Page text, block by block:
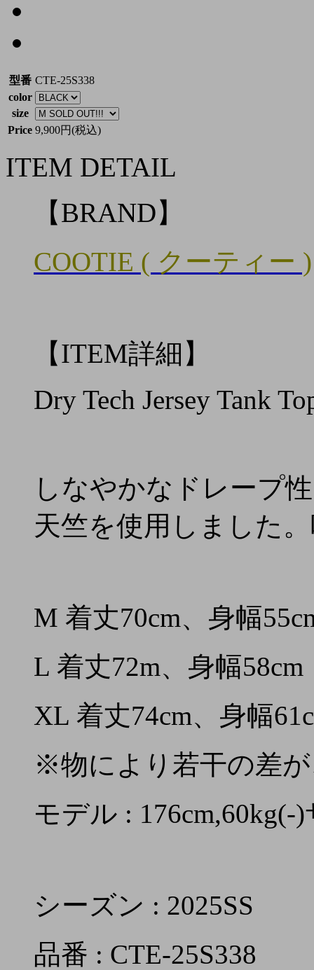
型番 CTE-25S338
color
size
Price 9,900円(税込)
ITEM DETAIL
【BRAND】
COOTIE ( クーティー )
【ITEM詳細】
Dry Tech Jersey Tank
しなやかなドレープ
天竺を使用しました
M 着丈70cm、身幅
L 着丈72m、身幅58cm
XL 着丈74cm、身幅
※物により若干の差
モデル : 176cm,60kg(-
シーズン : 2025SS
品番 : CTE-25S338